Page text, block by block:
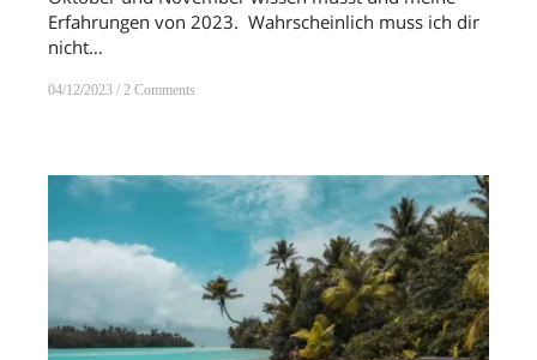
Erfahrungen von 2023. Wahrscheinlich muss ich dir
nicht…
04/12/2023 2 Comments